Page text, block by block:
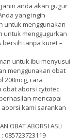
anda akan gugur
yang ingin
untuk menggunakan
untuk menggugurkan
tanpa kuret –
untuk ibu menyusui
menggunakan obat
200mcg, cara
obat aborsi cytotec
mencapai
aborsi kami sarankan
OBAT ABORSI ASLI
: 085723723119